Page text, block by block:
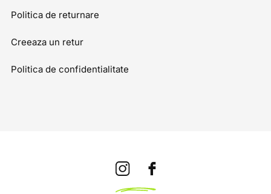
Politica de returnare
Creeaza un retur
Politica de confidentialitate